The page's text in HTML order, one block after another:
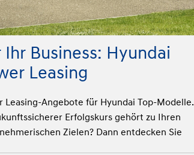
Ihr Business: Hyundai
Leasing
Leasing-Angebote für Hyundai Top-Modelle.
Erfolgskurs gehört zu Ihren
Zielen? Dann entdecken Sie